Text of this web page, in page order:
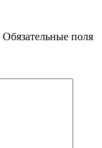
Обязательные поля